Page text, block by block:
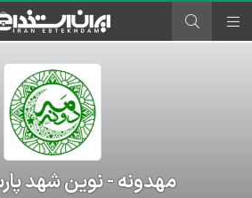
مهدونه - نوین شهد